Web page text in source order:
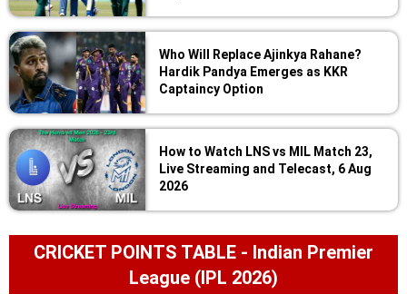
Who Will Replace Ajinkya Rahane?
Hardik Pandya Emerges as KKR
Captaincy Option
How to Watch LNS vs MIL Match 23,
Live Streaming and Telecast, 6 Aug
2026
CRICKET POINTS TABLE - Indian Premier
League (IPL 2026)